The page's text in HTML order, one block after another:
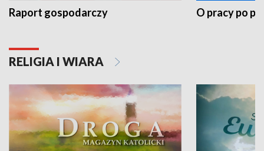
Raport gospodarczy O pracy po
RELIGIA I WIARA